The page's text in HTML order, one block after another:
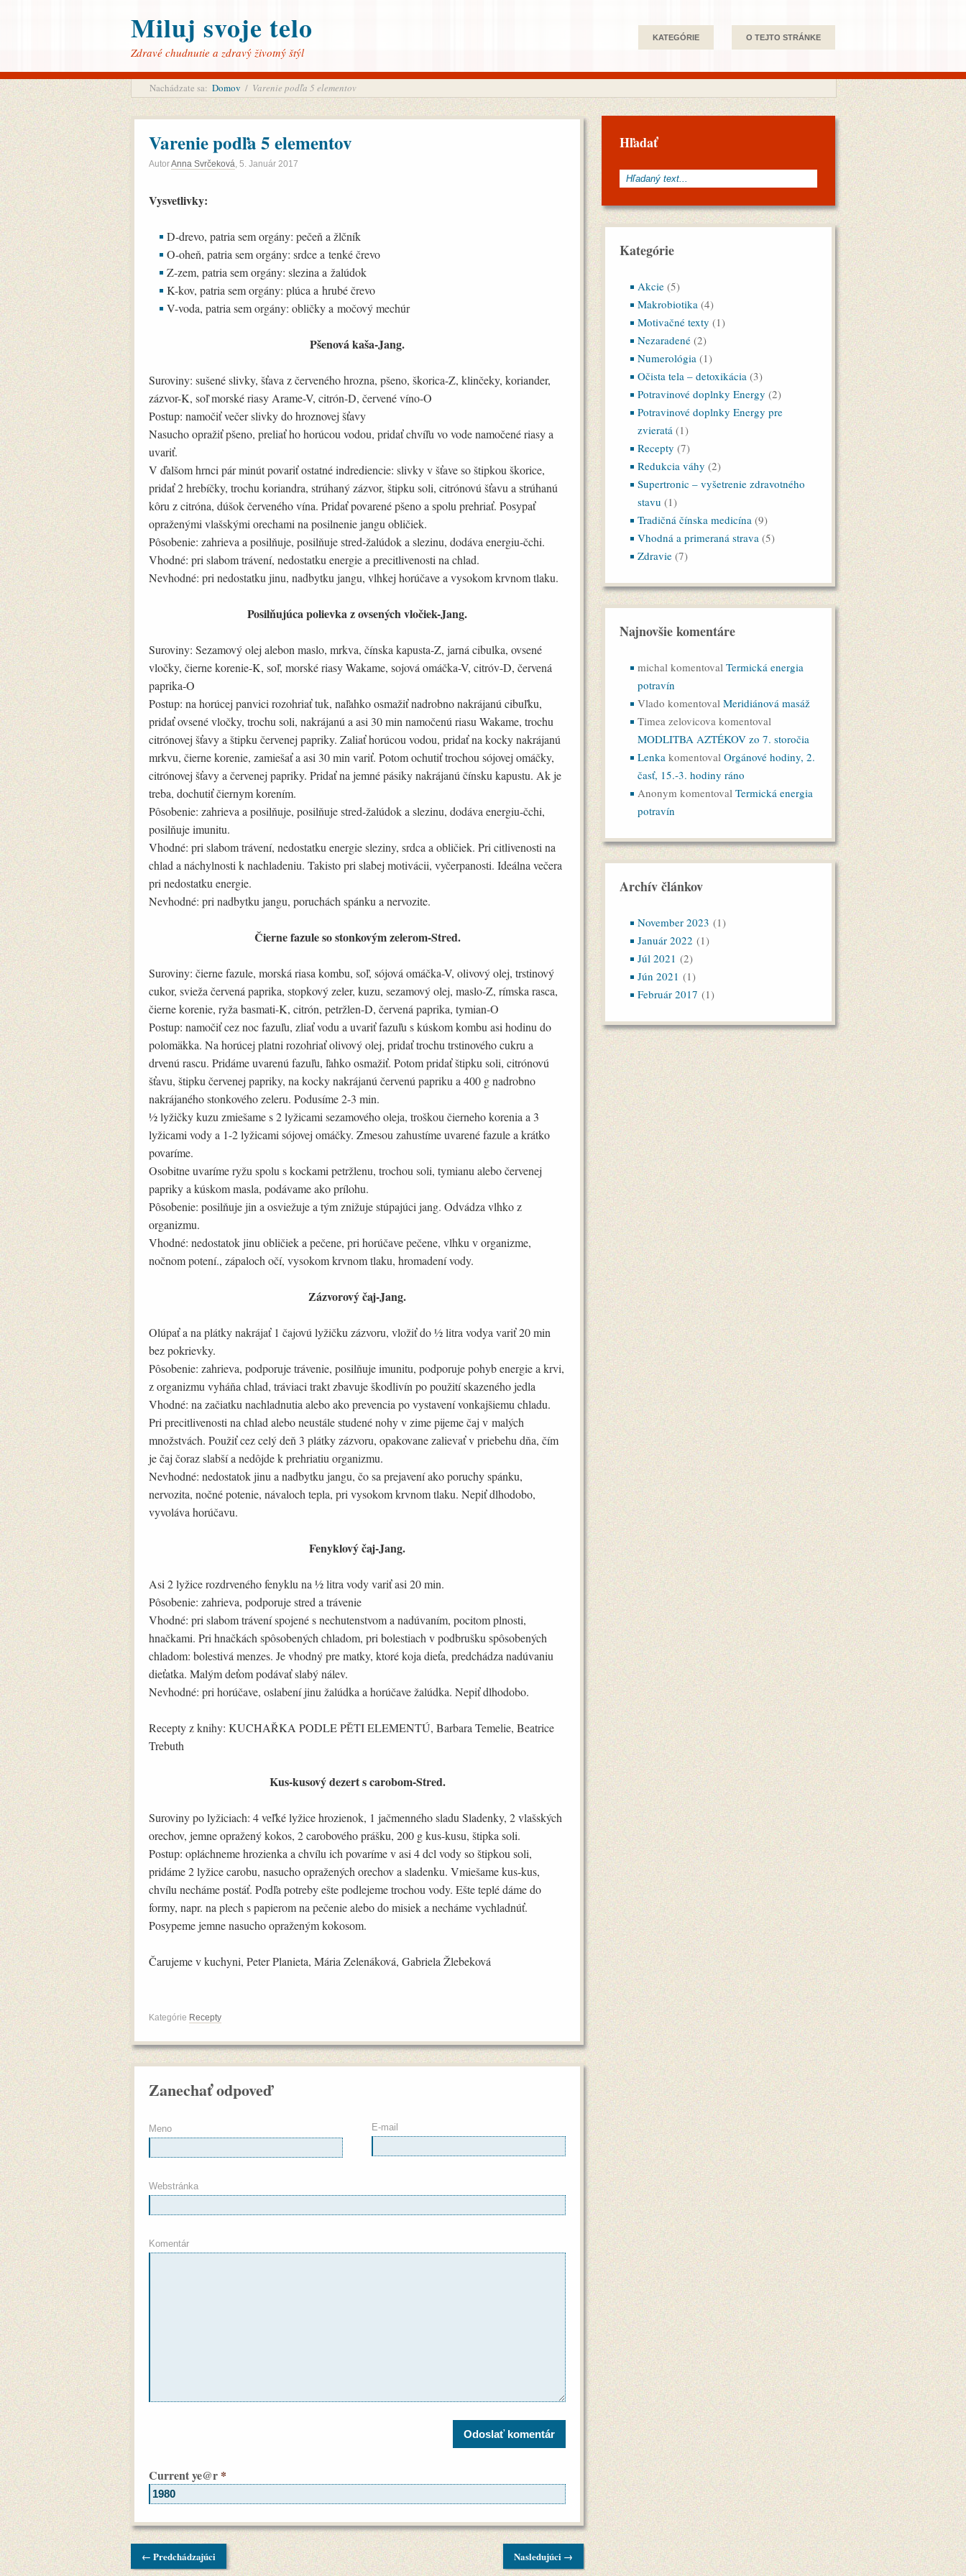
Miluj svoje telo
Zdravé chudnutie a zdravý životný štýl
KATEGÓRIE O TEJTO STRÁNKE
Nachádzate sa: Domov / Varenie podľa 5 elementov
Varenie podľa 5 elementov
AutorAnna Svrčeková, 5. Január 2017
Vysvetlivky:
D-drevo, patria sem orgány: pečeň a žlčník
O-oheň, patria sem orgány: srdce a tenké črevo
Z-zem, patria sem orgány: slezina a žalúdok
K-kov, patria sem orgány: plúca a hrubé črevo
V-voda, patria sem orgány: obličky a močový mechúr
Pšenová kaša-Jang.
Suroviny: sušené slivky, šťava z červeného hrozna, pšeno, škorica-Z, klinčeky, koriander,
zázvor-K, soľ morské riasy Arame-V, citrón-D, červené víno-O
Postup: namočiť večer slivky do hroznovej šťavy
Nasucho opražiť pšeno, preliať ho horúcou vodou, pridať chvíľu vo vode namočené riasy a
uvariť.
V ďalšom hrnci pár minút povariť ostatné indrediencie: slivky v šťave so štipkou škorice,
pridať 2 hrebíčky, trochu koriandra, strúhaný zázvor, štipku soli, citrónovú šťavu a strúhanú
kôru z citróna, dúšok červeného vína. Pridať povarené pšeno a spolu prehriať. Posypať
opraženými vlašskými orechami na posilnenie jangu obličiek.
Pôsobenie: zahrieva a posilňuje, posilňuje stred-žalúdok a slezinu, dodáva energiu-čchi.
Vhodné: pri slabom trávení, nedostatku energie a precitlivenosti na chlad.
Nevhodné: pri nedostatku jinu, nadbytku jangu, vlhkej horúčave a vysokom krvnom tlaku.
Posilňujúca polievka z ovsených vločiek-Jang.
Suroviny: Sezamový olej alebon maslo, mrkva, čínska kapusta-Z, jarná cibulka, ovsené
vločky, čierne korenie-K, soľ, morské riasy Wakame, sojová omáčka-V, citróv-D, červená
paprika-O
Postup: na horúcej panvici rozohriať tuk, naľahko osmažiť nadrobno nakrájanú cibuľku,
pridať ovsené vločky, trochu soli, nakrájanú a asi 30 min namočenú riasu Wakame, trochu
citrónovej šťavy a štipku červenej papriky. Zaliať horúcou vodou, pridať na kocky nakrájanú
mrkvu, čierne korenie, zamiešať a asi 30 min variť. Potom ochutiť trochou sójovej omáčky,
citrónovej šťavy a červenej papriky. Pridať na jemné pásiky nakrájanú čínsku kapustu. Ak je
treba, dochutiť čiernym korením.
Pôsobenie: zahrieva a posilňuje, posilňuje stred-žalúdok a slezinu, dodáva energiu-čchi,
posilňuje imunitu.
Vhodné: pri slabom trávení, nedostatku energie sleziny, srdca a obličiek. Pri citlivenosti na
chlad a náchylnosti k nachladeniu. Takisto pri slabej motivácii, vyčerpanosti. Ideálna večera
pri nedostatku energie.
Nevhodné: pri nadbytku jangu, poruchách spánku a nervozite.
Čierne fazule so stonkovým zelerom-Stred.
Suroviny: čierne fazule, morská riasa kombu, soľ, sójová omáčka-V, olivový olej, trstinový
cukor, svieža červená paprika, stopkový zeler, kuzu, sezamový olej, maslo-Z, rímska rasca,
čierne korenie, ryža basmati-K, citrón, petržlen-D, červená paprika, tymian-O
Postup: namočiť cez noc fazuľu, zliať vodu a uvariť fazuľu s kúskom kombu asi hodinu do
polomäkka. Na horúcej platni rozohriať olivový olej, pridať trochu trstinového cukru a
drvenú rascu. Pridáme uvarenú fazuľu, ľahko osmažiť. Potom pridať štipku soli, citrónovú
šťavu, štipku červenej papriky, na kocky nakrájanú červenú papriku a 400 g nadrobno
nakrájaného stonkového zeleru. Podusíme 2-3 min.
½ lyžičky kuzu zmiešame s 2 lyžicami sezamového oleja, troškou čierneho korenia a 3
lyžicami vody a 1-2 lyžicami sójovej omáčky. Zmesou zahustíme uvarené fazule a krátko
povaríme.
Osobitne uvaríme ryžu spolu s kockami petržlenu, trochou soli, tymianu alebo červenej
papriky a kúskom masla, podávame ako prílohu.
Pôsobenie: posilňuje jin a osviežuje a tým znižuje stúpajúci jang. Odvádza vlhko z
organizmu.
Vhodné: nedostatok jinu obličiek a pečene, pri horúčave pečene, vlhku v organizme,
nočnom potení., zápaloch očí, vysokom krvnom tlaku, hromadení vody.
Zázvorový čaj-Jang.
Olúpať a na plátky nakrájať 1 čajovú lyžičku zázvoru, vložiť do ½ litra vodya variť 20 min
bez pokrievky.
Pôsobenie: zahrieva, podporuje trávenie, posilňuje imunitu, podporuje pohyb energie a krvi,
z organizmu vyháňa chlad, tráviaci trakt zbavuje škodlivín po použití skazeného jedla
Vhodné: na začiatku nachladnutia alebo ako prevencia po vystavení vonkajšiemu chladu.
Pri precitlivenosti na chlad alebo neustále studené nohy v zime pijeme čaj v malých
množstvách. Použiť cez celý deň 3 plátky zázvoru, opakovane zalievať v priebehu dňa, čím
je čaj čoraz slabší a nedôjde k prehriatiu organizmu.
Nevhodné: nedostatok jinu a nadbytku jangu, čo sa prejavení ako poruchy spánku,
nervozita, nočné potenie, návaloch tepla, pri vysokom krvnom tlaku. Nepiť dlhodobo,
vyvoláva horúčavu.
Fenyklový čaj-Jang.
Asi 2 lyžice rozdrveného fenyklu na ½ litra vody variť asi 20 min.
Pôsobenie: zahrieva, podporuje stred a trávenie
Vhodné: pri slabom trávení spojené s nechutenstvom a nadúvaním, pocitom plnosti,
hnačkami. Pri hnačkách spôsobených chladom, pri bolestiach v podbrušku spôsobených
chladom: bolestivá menzes. Je vhodný pre matky, ktoré koja dieťa, predchádza nadúvaniu
dieťatka. Malým deťom podávať slabý nálev.
Nevhodné: pri horúčave, oslabení jinu žalúdka a horúčave žalúdka. Nepiť dlhodobo.
Recepty z knihy: KUCHAŘKA PODLE PĚTI ELEMENTÚ, Barbara Temelie, Beatrice
Trebuth
Kus-kusový dezert s carobom-Stred.
Suroviny po lyžiciach: 4 veľké lyžice hrozienok, 1 jačmenného sladu Sladenky, 2 vlašských
orechov, jemne opražený kokos, 2 carobového prášku, 200 g kus-kusu, štipka soli.
Postup: opláchneme hrozienka a chvílu ich povaríme v asi 4 dcl vody so štipkou soli,
pridáme 2 lyžice carobu, nasucho opražených orechov a sladenku. Vmiešame kus-kus,
chvílu necháme postáť. Podľa potreby ešte podlejeme trochou vody. Ešte teplé dáme do
formy, napr. na plech s papierom na pečenie alebo do misiek a necháme vychladnúť.
Posypeme jemne nasucho opraženým kokosom.
Čarujeme v kuchyni, Peter Planieta, Mária Zelenáková, Gabriela Žlebeková
Kategórie Recepty
Zanechať odpoveď
Meno E-mail
Webstránka
Komentár
Currentye@r *
← Predchádzajúci Nasledujúci →
Hľadať
Kategórie
Akcie (5)
Makrobiotika (4)
Motivačné texty (1)
Nezaradené (2)
Numerológia (1)
Očista tela – detoxikácia (3)
Potravinové doplnky Energy (2)
Potravinové doplnky Energy pre
zvieratá (1)
Recepty (7)
Redukcia váhy (2)
Supertronic – vyšetrenie zdravotného
stavu (1)
Tradičná čínska medicína (9)
Vhodná a primeraná strava (5)
Zdravie (7)
Najnovšie komentáre
michal komentoval Termická energia
potravín
Vlado komentoval Meridiánová masáž
Timea zelovicova komentoval
MODLITBA AZTÉKOV zo 7. storočia
Lenka komentoval Orgánové hodiny, 2.
časť, 15.-3. hodiny ráno
Anonym komentoval Termická energia
potravín
Archív článkov
November 2023 (1)
Január 2022 (1)
Júl 2021 (2)
Jún 2021 (1)
Február 2017 (1)